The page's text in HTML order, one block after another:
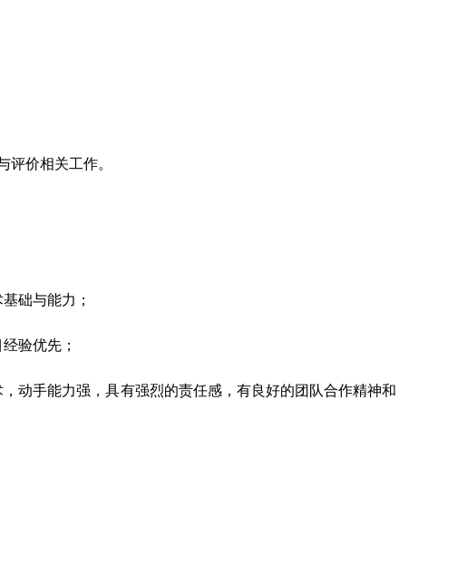
价相关工作。
础与能力；
验优先；
动手能力强，具有强烈的责任感，有良好的团队合作精神和